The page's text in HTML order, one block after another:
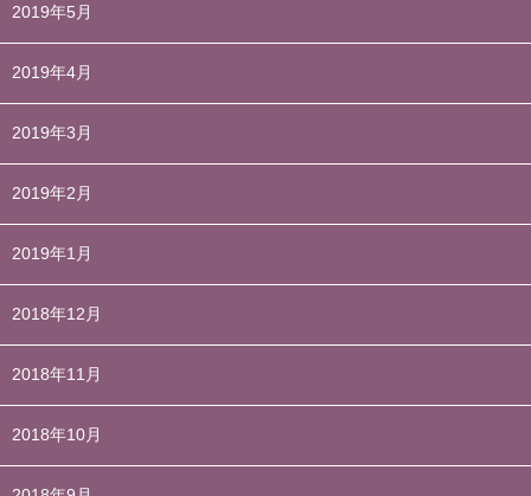
2019年5月
2019年4月
2019年3月
2019年2月
2019年1月
2018年12月
2018年11月
2018年10月